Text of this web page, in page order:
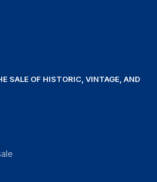
SALE OF HISTORIC, VINTAGE, AND